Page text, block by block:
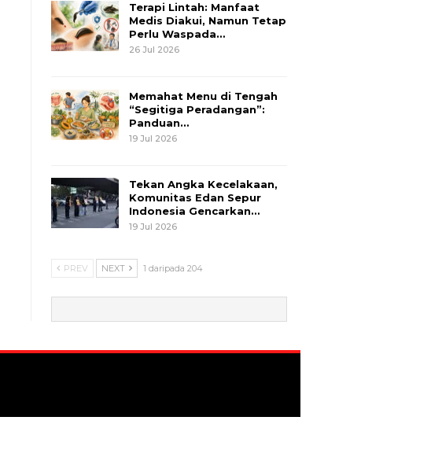
Terapi Lintah: Manfaat
Medis Diakui, Namun Tetap
Perlu Waspada…
26 Jul 2026
Memahat Menu di Tengah
“Segitiga Peradangan”:
Panduan…
19 Jul 2026
Tekan Angka Kecelakaan,
Komunitas Edan Sepur
Indonesia Gencarkan…
19 Jul 2026
PREV NEXT 1 daripada 204